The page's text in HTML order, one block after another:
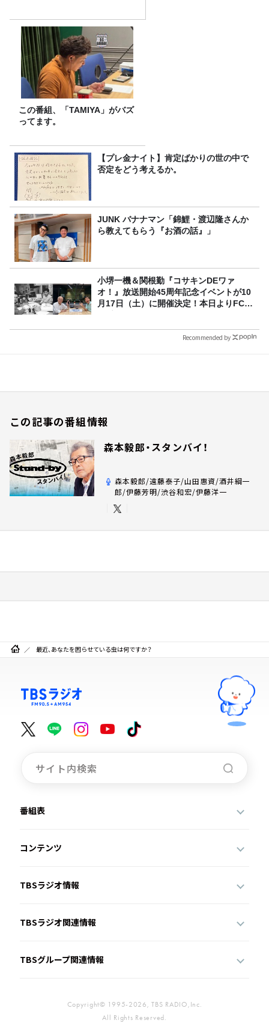
この番組、「TAMIYA」がバズ
ってます。
【プレ金ナイト】肯定ばかりの世の中で
否定をどう考えるか。
JUNK バナナマン「錦鯉・渡辺隆さんか
ら教えてもらう『お酒の話』」
小堺一機＆関根勤『コサキンDEワァ
オ！』放送開始45周年記念イベントが10
月17日（土）に開催決定！本日よりFC先
Recommended by
この記事の番組情報
森本毅郎・スタンバイ！
森本毅郎/遠藤泰子/山田惠資/酒井綱一
郎/伊藤芳明/渋谷和宏/伊藤洋一
最近、あなたを困らせている虫は何ですか？
番組表
コンテンツ
TBSラジオ情報
TBSラジオ関連情報
TBSグループ関連情報
Copyright© 1995-2026, TBS RADIO,Inc.
All Rights Reserved.